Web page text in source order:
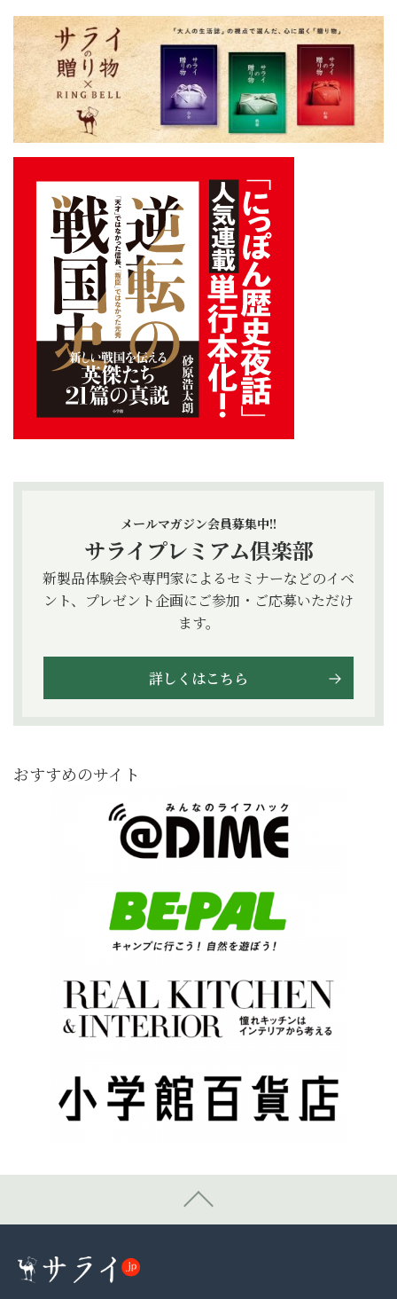
メールマガジン会員募集中!!
サライプレミアム倶楽部
新製品体験会や専門家によるセミナーなどのイベ
ント、プレゼント企画にご参加・ご応募いただけ
ます。
詳しくはこちら
おすすめのサイト